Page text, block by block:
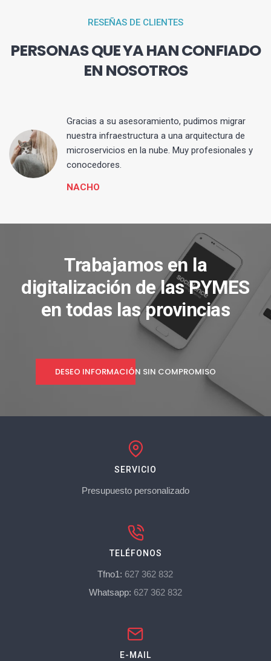
RESEÑAS DE CLIENTES
PERSONAS QUE YA HAN CONFIADO
EN NOSOTROS
Gracias a su asesoramiento, pudimos migrar
nuestra infraestructura a una arquitectura de
microservicios en la nube. Muy profesionales y
conocedores.
NACHO
Trabajamos en la
digitalización de las PYMES
en todas las provincias
DESEO INFORMACIÓN SIN COMPROMISO
SERVICIO
Presupuesto personalizado
TELÉFONOS
Tfno1: 627 362 832
Whatsapp: 627 362 832
E-MAIL